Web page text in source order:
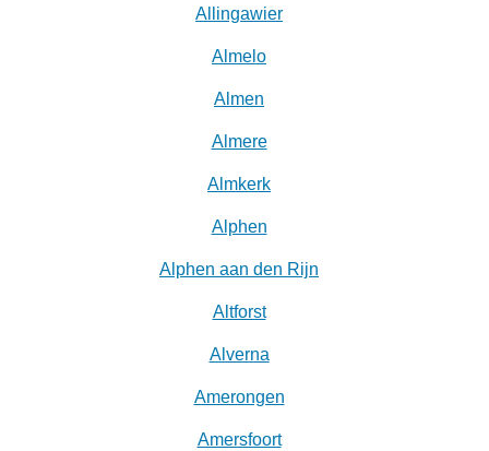
Allingawier
Almelo
Almen
Almere
Almkerk
Alphen
Alphen aan den Rijn
Altforst
Alverna
Amerongen
Amersfoort